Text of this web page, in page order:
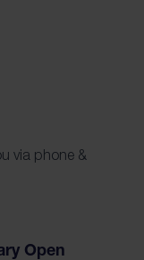
via phone &
Open